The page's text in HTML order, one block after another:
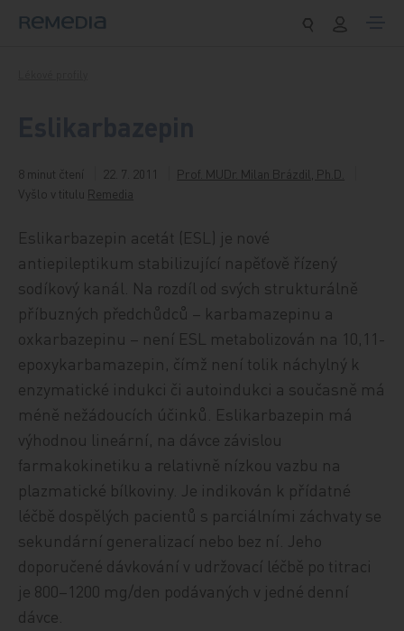
8 minut čtení 22. 7. 2011
Prof. MUDr. Milan Brázdil, Ph.D.
Vyšlo v titulu Remedia
Eslikarbazepin acetát (ESL) je nové
antiepileptikum stabilizující napěťově řízený
sodíkový kanál. Na rozdíl od svých strukturálně
příbuzných předchůdců – karbamazepinu a
oxkarbazepinu – není ESL metabolizován na 10,11-
epoxykarbamazepin, čímž není tolik náchylný k
enzymatické indukci či autoindukci a současně má
méně nežádoucích účinků. Eslikarbazepin má
výhodnou lineární, na dávce závislou
farmakokinetiku a relativně nízkou vazbu na
plazmatické bílkoviny. Je indikován k přídatné
léčbě dospělých pacientů s parciálními záchvaty se
sekundární generalizací nebo bez ní. Jeho
doporučené dávkování v udržovací léčbě po titraci
je 800–1200 mg/den podávaných v jedné denní
dávce.